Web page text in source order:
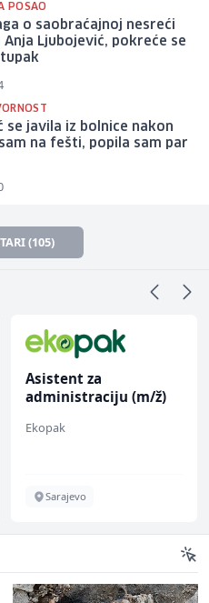
POSAO
o saobraćajnoj nesreći
Ljubojević, pokreće se
se javila iz bolnice nakon
na fešti, popila sam par
(105)
Asistent za
administraciju (m/ž)
Ekopak
Sarajevo